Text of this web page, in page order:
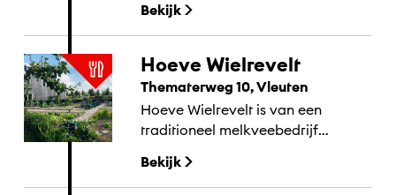
uit eigen boomgaard als appels en
peren, pruimen...
Bekijk
Hoeve Wielrevelt
Thematerweg 10, Vleuten
Hoeve Wielrevelt is van een
traditioneel melkveebedrijf
met gasterij,
cadeauwinkelmoestuin en
Bekijk